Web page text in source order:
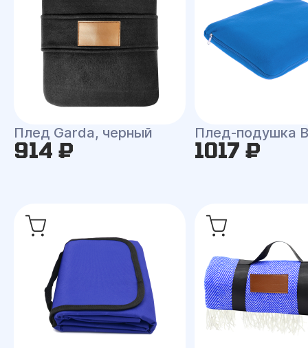
Плед Garda, черный
914 ₽
Плед-подушка
1017 ₽